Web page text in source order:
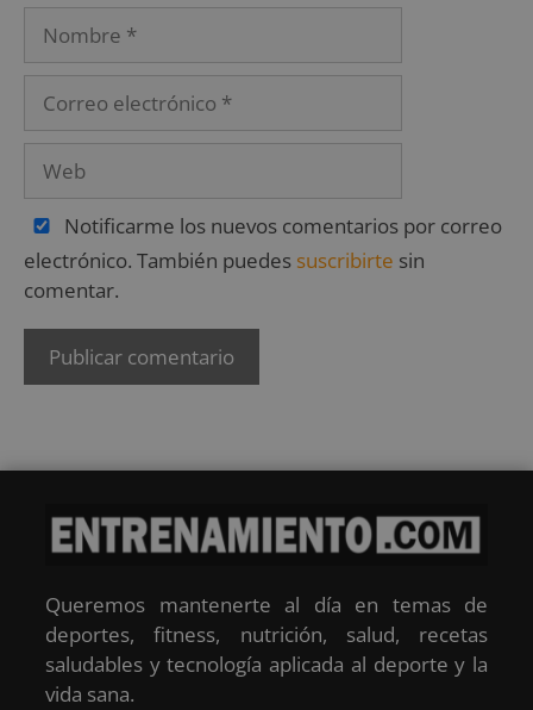
Notificarme los nuevos comentarios por correo
electrónico. También puedes suscribirte sin
comentar.
Queremos mantenerte al día en temas de
deportes, fitness, nutrición, salud, recetas
saludables y tecnología aplicada al deporte y la
vida sana.